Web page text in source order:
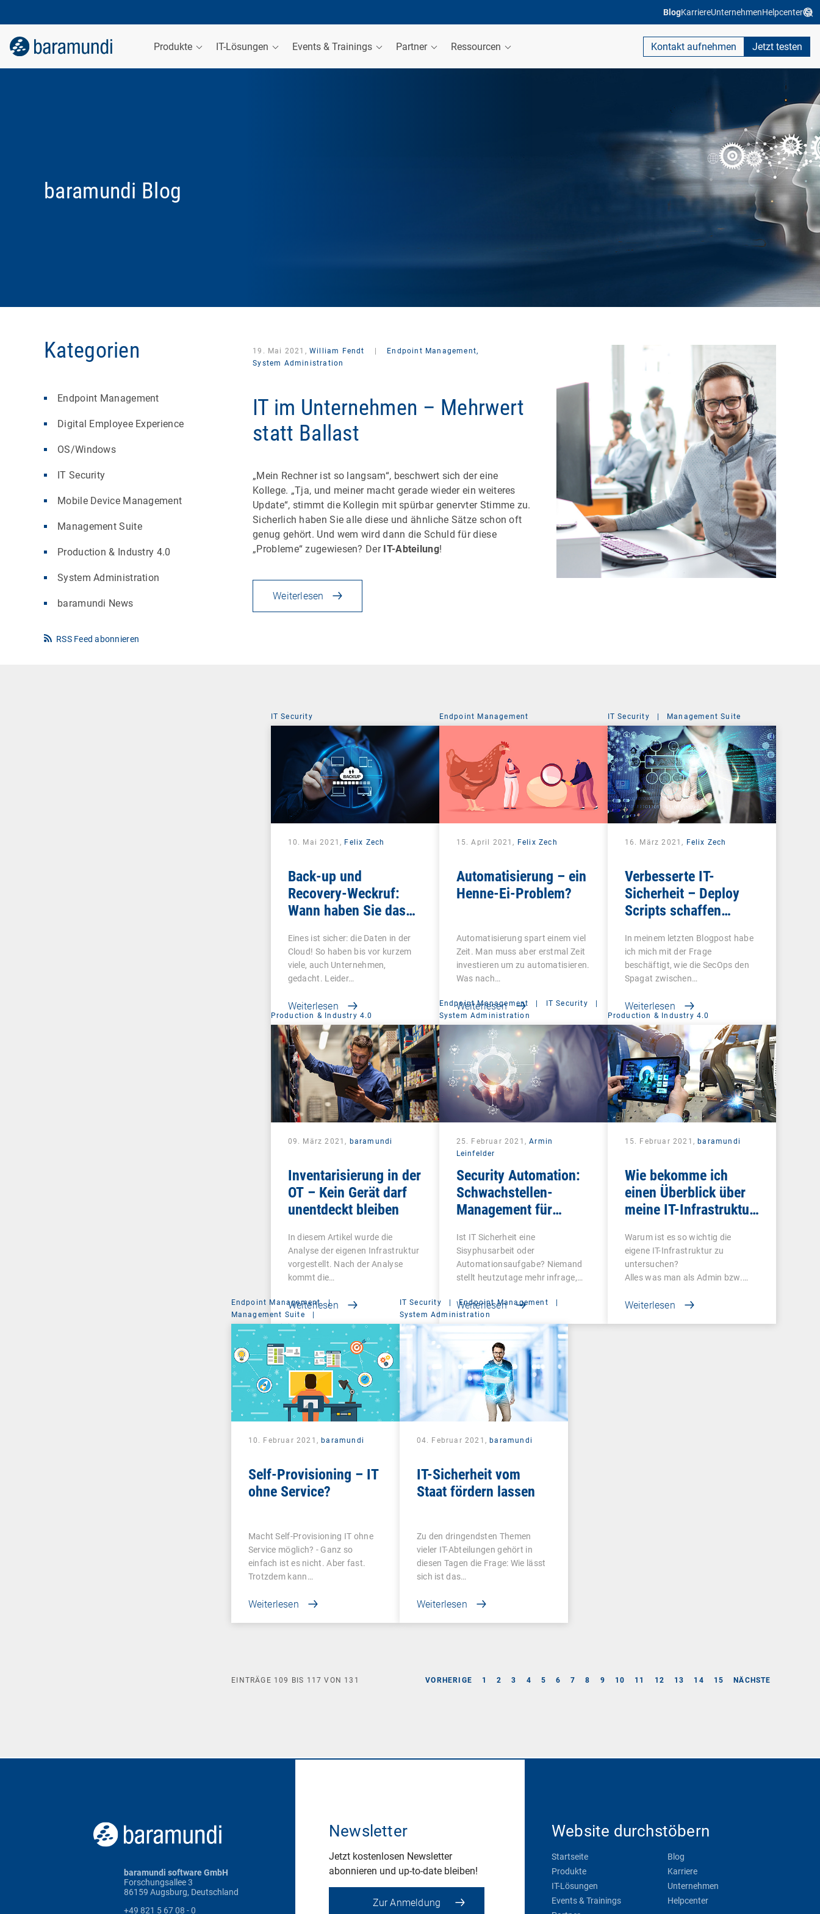
BlogKarriereUnternehmenHelpcenter
Produkte IT-Lösungen Events & Trainings Partner Ressourcen Kontakt aufnehmen Jetzt testen
baramundi Blog
Kategorien
Endpoint Management
Digital Employee Experience
OS/Windows
IT Security
Mobile Device Management
Management Suite
Production & Industry 4.0
System Administration
baramundi News
RSS Feed abonnieren
19. Mai 2021, William Fendt
Endpoint Management,
System Administration
IT im Unternehmen – Mehrwert
statt Ballast
„Mein Rechner ist so langsam“, beschwert sich der eine
Kollege. „Tja, und meiner macht gerade wieder ein weiteres
Update“, stimmt die Kollegin mit spürbar genervter Stimme zu.
Sicherlich haben Sie alle diese und ähnliche Sätze schon oft
genug gehört. Und wem wird dann die Schuld für diese
„Probleme“ zugewiesen? Der IT-Abteilung!
Weiterlesen
IT Security
10. Mai 2021, Felix Zech
Back-up und
Recovery-Weckruf:
Wann haben Sie das
Ihre Daten sicher
sind?
Eines ist sicher: die Daten in der
Cloud! So haben bis vor kurzem
viele, auch Unternehmen,
gedacht. Leider…
Weiterlesen
Endpoint Management
15. April 2021, Felix Zech
Automatisierung – ein
Henne-Ei-Problem?
Automatisierung spart einem viel
Zeit. Man muss aber erstmal Zeit
investieren um zu automatisieren.
Was nach…
Weiterlesen
IT Security | Management Suite
16. März 2021, Felix Zech
Verbesserte IT-
Sicherheit – Deploy
Scripts schaffen
aktuelle Bedrohungen
In meinem letzten Blogpost habe
ich mich mit der Frage
beschäftigt, wie die SecOps den
Spagat zwischen…
Weiterlesen
Production & Industry 4.0
09. März 2021, baramundi
Inventarisierung in der
OT – Kein Gerät darf
unentdeckt bleiben
In diesem Artikel wurde die
Analyse der eigenen Infrastruktur
vorgestellt. Nach der Analyse
kommt die…
Weiterlesen
Endpoint Management | IT Security
|
System Administration
25. Februar 2021,Armin
Leinfelder
Security Automation:
Schwachstellen-
Management für
Ist IT Sicherheit eine
Sisyphusarbeit oder
Automationsaufgabe? Niemand
stellt heutzutage mehr infrage,
Weiterlesen
Production & Industry 4.0
15. Februar 2021,baramundi
Wie bekomme ich
einen Überblick über
meine IT-Infrastruktur
Produktion?
Warum ist es so wichtig die
eigene IT-Infrastruktur zu
untersuchen?
Alles was man als Admin bzw.…
Weiterlesen
Endpoint Management
|
Management Suite
|
System Administration
10. Februar 2021,baramundi
Self-Provisioning – IT
ohne Service?
Macht Self-Provisioning IT ohne
Service möglich? - Ganz so
einfach ist es nicht. Aber fast.
Trotzdem kann…
Weiterlesen
IT Security | Endpoint Management
|
System Administration
04. Februar 2021,baramundi
IT-Sicherheit vom
Staat fördern lassen
Zu den dringendsten Themen
vieler IT-Abteilungen gehört in
diesen Tagen die Frage: Wie lässt
sich ist das…
Weiterlesen
VORHERIGE 1 2 3 4 5 6 7 8 9 10 11 12 13 14 15 NÄCHSTE
EINTRÄGE 109 BIS 117 VON 131
baramundi software GmbH
Forschungsallee 3
86159 Augsburg, Deutschland
+49 821 5 67 08 - 0
Newsletter
Jetzt kostenlosen Newsletter
abonnieren und up-to-date bleiben!
Zur Anmeldung
Website durchstöbern
Startseite
Produkte
IT-Lösungen
Events & Trainings
Blog
Karriere
Unternehmen
Helpcenter